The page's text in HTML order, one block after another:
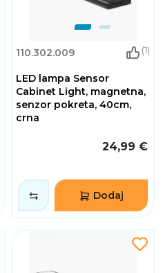
110.302.009 (1)
LED lampa Sensor
Cabinet Light, magnetna,
senzor pokreta, 40cm,
crna
24,99 €
Dodaj